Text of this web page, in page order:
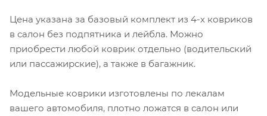
Цена указана за базовый комплект из 4-х ковриков
в салон без подпятника и лейбла. Можно
приобрести любой коврик отдельно (водительский
или пассажирские), а также в багажник.
Модельные коврики изготовлены по лекалам
вашего автомобиля, плотно ложатся в салон или